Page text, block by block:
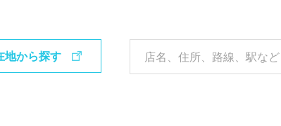
地から探す